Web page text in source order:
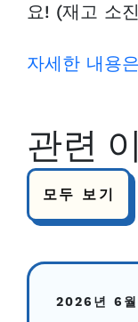
요! (재고 소
자세한 내용
관련
모두 보기
2026년 6월